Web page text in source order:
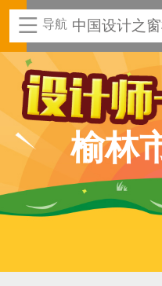
导航 中国设计之
榆林